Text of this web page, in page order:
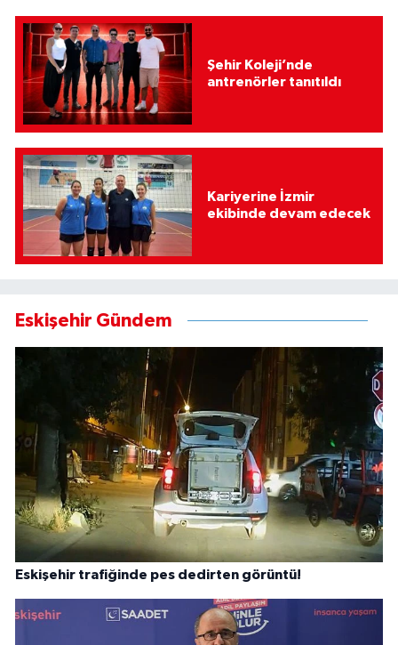
Şehir Koleji’nde
antrenörler tanıtıldı
Kariyerine İzmir
ekibinde devam edecek
Eskişehir Gündem
Eskişehir trafiğinde pes dedirten görüntü!